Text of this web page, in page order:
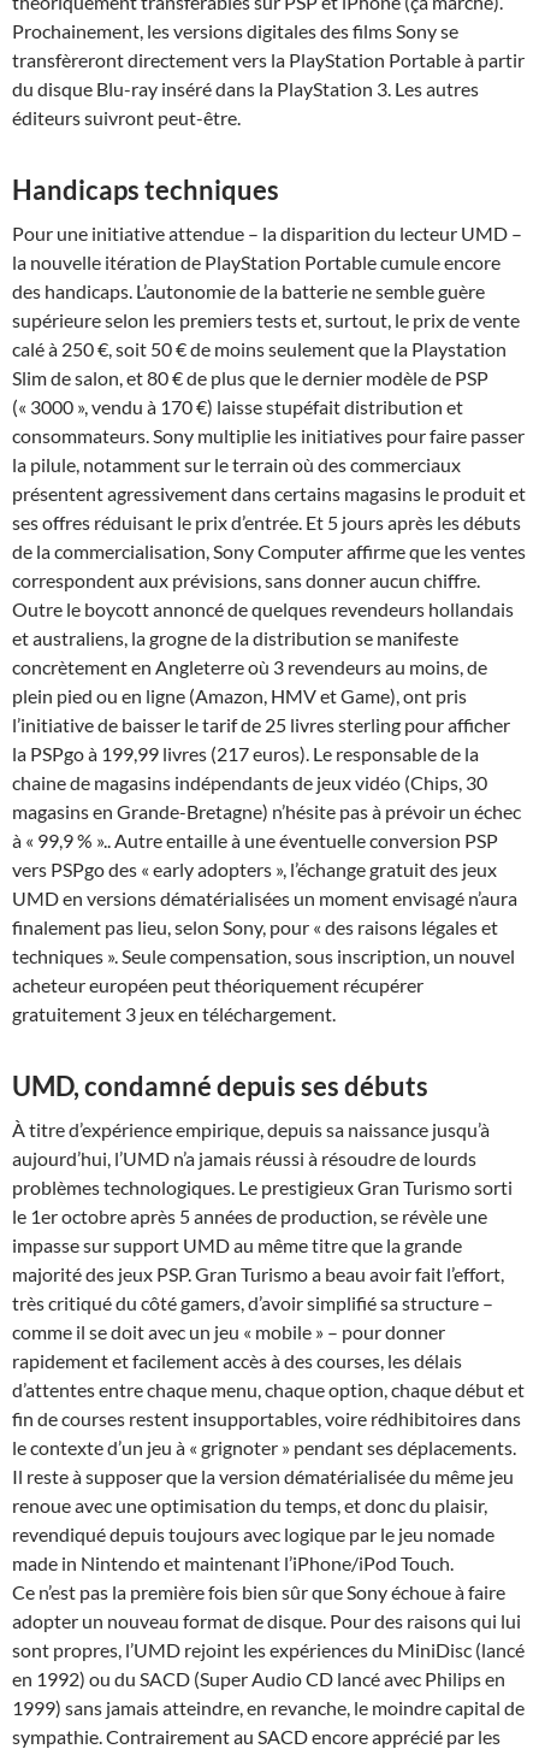
Prochainement, les versions digitales des films Sony se
transfèreront directement vers la PlayStation Portable à partir
du disque Blu-ray inséré dans la PlayStation 3. Les autres
éditeurs suivront peut-être.
Handicaps techniques
Pour une initiative attendue – la disparition du lecteur UMD –
la nouvelle itération de PlayStation Portable cumule encore
des handicaps. L’autonomie de la batterie ne semble guère
supérieure selon les premiers tests et, surtout, le prix de vente
calé à 250 €, soit 50 € de moins seulement que la Playstation
Slim de salon, et 80 € de plus que le dernier modèle de PSP
(« 3000 », vendu à 170 €) laisse stupéfait distribution et
consommateurs. Sony multiplie les initiatives pour faire passer
la pilule, notamment sur le terrain où des commerciaux
présentent agressivement dans certains magasins le produit et
ses offres réduisant le prix d’entrée. Et 5 jours après les débuts
de la commercialisation, Sony Computer affirme que les ventes
correspondent aux prévisions, sans donner aucun chiffre.
Outre le boycott annoncé de quelques revendeurs hollandais
et australiens, la grogne de la distribution se manifeste
concrètement en Angleterre où 3 revendeurs au moins, de
plein pied ou en ligne (Amazon, HMV et Game), ont pris
l’initiative de baisser le tarif de 25 livres sterling pour afficher
la PSPgo à 199,99 livres (217 euros). Le responsable de la
chaine de magasins indépendants de jeux vidéo (Chips, 30
magasins en Grande-Bretagne) n’hésite pas à prévoir un échec
à « 99,9 % ».. Autre entaille à une éventuelle conversion PSP
vers PSPgo des « early adopters », l’échange gratuit des jeux
UMD en versions dématérialisées un moment envisagé n’aura
finalement pas lieu, selon Sony, pour « des raisons légales et
techniques ». Seule compensation, sous inscription, un nouvel
acheteur européen peut théoriquement récupérer
gratuitement 3 jeux en téléchargement.
UMD, condamné depuis ses débuts
À titre d’expérience empirique, depuis sa naissance jusqu’à
aujourd’hui, l’UMD n’a jamais réussi à résoudre de lourds
problèmes technologiques. Le prestigieux Gran Turismo sorti
le 1er octobre après 5 années de production, se révèle une
impasse sur support UMD au même titre que la grande
majorité des jeux PSP. Gran Turismo a beau avoir fait l’effort,
très critiqué du côté gamers, d’avoir simplifié sa structure –
comme il se doit avec un jeu « mobile » – pour donner
rapidement et facilement accès à des courses, les délais
d’attentes entre chaque menu, chaque option, chaque début et
fin de courses restent insupportables, voire rédhibitoires dans
le contexte d’un jeu à « grignoter » pendant ses déplacements.
Il reste à supposer que la version dématérialisée du même jeu
renoue avec une optimisation du temps, et donc du plaisir,
revendiqué depuis toujours avec logique par le jeu nomade
made in Nintendo et maintenant l’iPhone/iPod Touch.
Ce n’est pas la première fois bien sûr que Sony échoue à faire
adopter un nouveau format de disque. Pour des raisons qui lui
sont propres, l’UMD rejoint les expériences du MiniDisc (lancé
en 1992) ou du SACD (Super Audio CD lancé avec Philips en
1999) sans jamais atteindre, en revanche, le moindre capital de
sympathie. Contrairement au SACD encore apprécié par les